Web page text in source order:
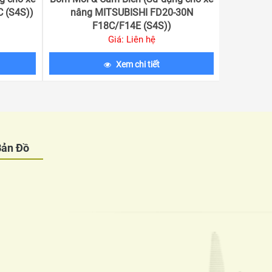
(S4S))
nâng MITSUBISHI FD20-30N
F18C/F14E (S4S))
Giá: Liên hệ
Xem chi tiết
Đồ